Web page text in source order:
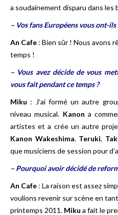
a soudainement disparu dans les
– Vos fans Européens vous ont-ils
An Cafe : Bien sûr ! Nous avons
temps !
– Vous avez décide de vous
vous fait pendant ce temps ?
Miku : J’ai formé un autre
niveau musical. Kanon a
artistes et a crée un autre
Kanon Wakeshima. Teruki,
que musiciens de session pour
– Pourquoi avoir décidé de
An Cafe : La raison est assez
voulions revenir sur scène en tant
printemps 2011. Miku a fait le